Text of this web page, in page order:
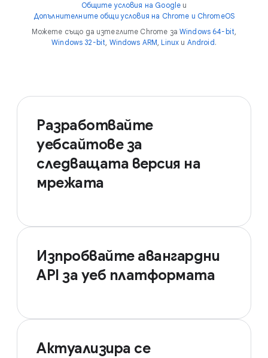
Общите условия на Google и
Допълнителните общи условия на Chrome и ChromeOS
Можете също да изтеглите Chrome за Windows 64-bit,
Windows 32-bit, Windows ARM, Linux и Android .
Разработвайте
уебсайтове за
следващата версия на
мрежата
Изпробвайте авангардни
API за уеб платформата
Актуализира се